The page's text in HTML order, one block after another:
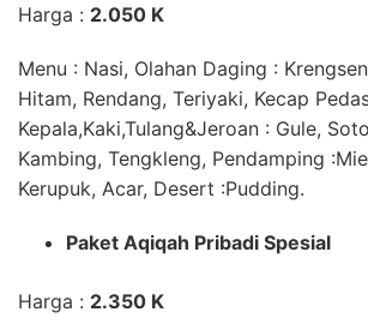
Harga : 2.050 K
Menu : Nasi, Olahan Daging :
Hitam, Rendang, Teriyaki, Kecap
Kepala,Kaki,Tulang&Jeroan : Gule,
Kambing, Tengkleng, Pendamping
Kerupuk, Acar, Desert :Pudding.
Paket Aqiqah Pribadi Spesial
Harga : 2.350 K